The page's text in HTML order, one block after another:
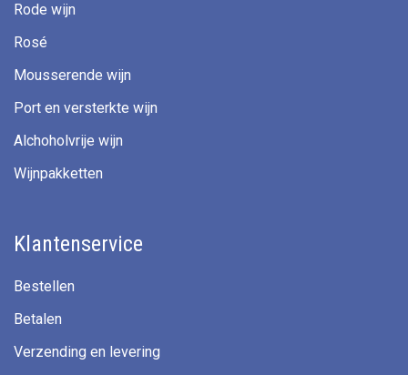
Rode wijn
Rosé
Mousserende wijn
Port en versterkte wijn
Alchoholvrije wijn
Wijnpakketten
Klantenservice
Bestellen
Betalen
Verzending en levering